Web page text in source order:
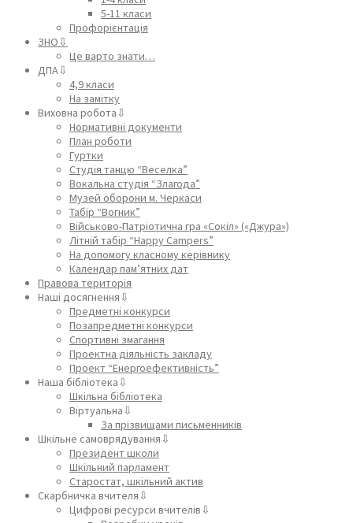
5-11 класи
Профорієнтація
ЗНО⇩
Це варто знати…
ДПА⇩
4,9 класи
На замітку
Виховна робота⇩
Нормативні документи
План роботи
Гуртки
Студія танцю “Веселка”
Вокальна студія “Злагода”
Музей оборони м. Черкаси
Табір “Вогник”
Військово-Патріотична гра «Сокіл» («Джура»)
Літній табір “Happy Campers”
На допомогу класному керівнику
Календар пам’ятних дат
Правова територія
Наші досягнення⇩
Предметні конкурси
Позапредметні конкурси
Спортивні змагання
Проектна діяльність закладу
Проект “Енергоефективність”
Наша бібліотека⇩
Шкільна бібліотека
Віртуальна⇩
За прізвищами письменників
Шкільне самоврядування⇩
Президент школи
Шкільний парламент
Старостат, шкільний актив
Скарбничка вчителя⇩
Цифрові ресурси вчителів⇩